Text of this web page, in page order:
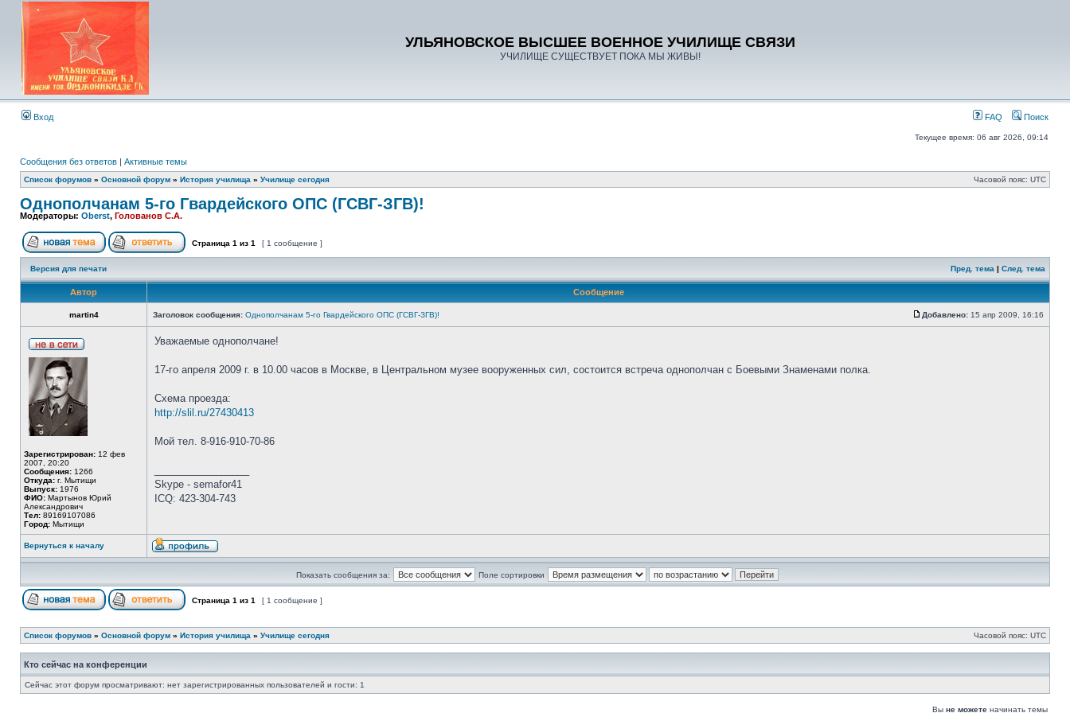
УЛЬЯНОВСКОЕ ВЫСШЕЕ ВОЕННОЕ УЧИЛИЩЕ СВЯЗИ
УЧИЛИЩЕ СУЩЕСТВУЕТ ПОКА МЫ ЖИВЫ!
Вход FAQ Поиск
Текущее время: 06 авг 2026, 09:14
Сообщения без ответов | Активные темы
Список форумов » Основной форум » История училища » Училище сегодня Часовой пояс: UTC
Однополчанам 5-го Гвардейского ОПС (ГСВГ-ЗГВ)!
Модераторы: Oberst, Голованов С.А.
Страница 1 из 1 [ 1 сообщение ]
Версия для печати Пред. тема | След. тема
Автор Сообщение
martin4 Заголовок сообщения: Однополчанам 5-го Гвардейского ОПС (ГСВГ-ЗГВ)! Добавлено: 15 апр 2009, 16:16
Зарегистрирован: 12 фев
2007, 20:20
Сообщения: 1266
Откуда: г. Мытищи
Выпуск: 1976
ФИО: Мартынов Юрий
Александрович
Тел: 89169107086
Город: Мытищи
Уважаемые однополчане!
17-го апреля 2009 г. в 10.00 часов в Москве, в Центральном музее вооруженных сил, состоится встреча однополчан с Боевыми Знаменами полка.
Схема проезда:
http://slil.ru/27430413
Мой тел. 8-916-910-70-86
Skype - semafor41
ICQ: 423-304-743
Вернуться к началу
Показать сообщения за: Поле сортировки
Страница 1 из 1 [ 1 сообщение ]
Список форумов » Основной форум » История училища » Училище сегодня Часовой пояс: UTC
Кто сейчас на конференции
Сейчас этот форум просматривают: нет зарегистрированных пользователей и гости: 1
Вы не можете начинать темы